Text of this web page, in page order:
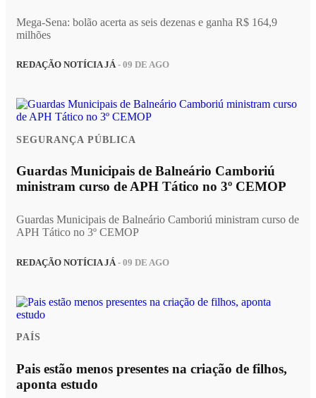
Mega-Sena: bolão acerta as seis dezenas e ganha R$ 164,9
milhões
REDAÇÃO NOTÍCIA JÁ- 09 DE AGO
SEGURANÇA PÚBLICA
Guardas Municipais de Balneário Camboriú
ministram curso de APH Tático no 3º CEMOP
Guardas Municipais de Balneário Camboriú ministram curso de
APH Tático no 3º CEMOP
REDAÇÃO NOTÍCIA JÁ - 09 DE AGO
PAÍS
Pais estão menos presentes na criação de filhos,
aponta estudo